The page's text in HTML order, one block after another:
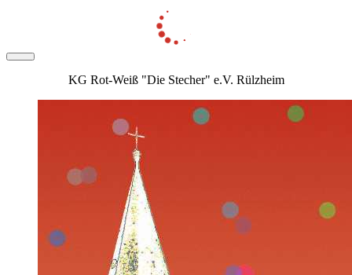
KG Rot-Weiß "Die Stecher" e.V. Rülzheim